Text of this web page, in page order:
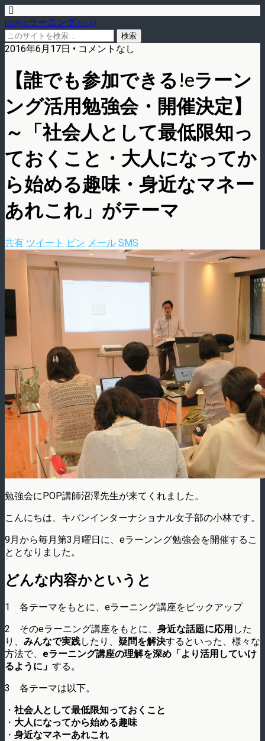
blog.eラーニング.co.jp
2016年6月17日 • コメントなし
【誰でも参加できる!eラーン
ング活用勉強会・開催決定】
～「社会人として最低限知っ
ておくこと・大人になってか
ら始める趣味・身近なマネー
あれこれ」がテーマ
共有 ツイート ピン メール SMS
勉強会にPOP講師沼澤先生が来てくれました。
こんにちは、キバンインターナショナル女子部の小林です。
9月から毎月第3月曜日に、eラーンング勉強会を開催するこ
ととなりました。
どんな内容かというと
1 各テーマをもとに、eラーニング講座をピックアップ
2 そのeラーニング講座をもとに、 身近な話題に応用 した
り、 みんなで実践したり、 疑問を解決するといった、様々な
方法で、 eラーニング講座の理解を深め「より活用していけ
るように」 する。
3 各テーマは以下。
・ 社会人として最低限知っておくこと
・ 大人になってから始める趣味
・ 身近なマネーあれこれ